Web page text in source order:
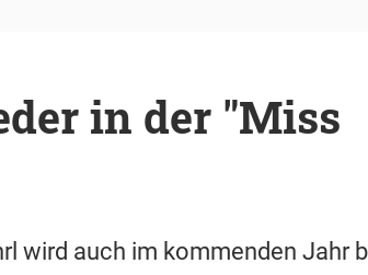
in der "Miss
wird auch im kommenden Jahr